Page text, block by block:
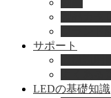
サポート
LEDの基礎知識